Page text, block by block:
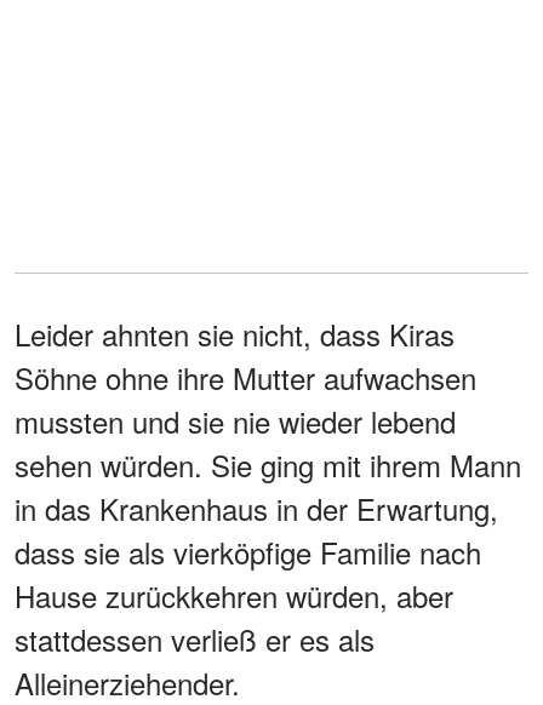
Leider ahnten sie nicht, dass Kiras
Söhne ohne ihre Mutter aufwachsen
mussten und sie nie wieder lebend
sehen würden. Sie ging mit ihrem Mann
in das Krankenhaus in der Erwartung,
dass sie als vierköpfige Familie nach
Hause zurückkehren würden, aber
stattdessen verließ er es als
Alleinerziehender.